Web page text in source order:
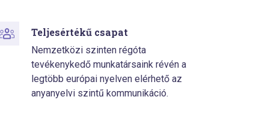
Teljesértékű csapat
Nemzetközi szinten régóta
tevékenykedő munkatársaink révén a
legtöbb európai nyelven elérhető az
anyanyelvi szintű kommunikáció.